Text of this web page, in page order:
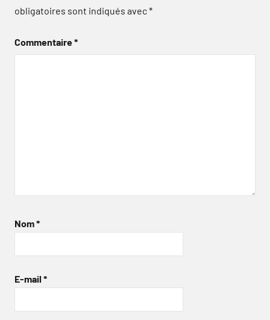
obligatoires sont indiqués avec*
Commentaire*
Nom*
E-mail *